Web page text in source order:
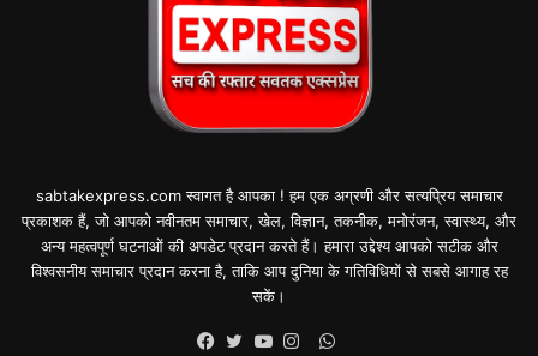
sabtakexpress.com स्वागत है आपका ! हम एक अग्रणी और सत्यप्रिय समाचार
प्रकाशक हैं, जो आपको नवीनतम समाचार, खेल, विज्ञान, तकनीक, मनोरंजन, स्वास्थ्य, और
अन्य महत्वपूर्ण घटनाओं की अपडेट प्रदान करते हैं। हमारा उद्देश्य आपको सटीक और
विश्वसनीय समाचार प्रदान करना है, ताकि आप दुनिया के गतिविधियों से सबसे आगाह रह
सकें।
WhatsApp